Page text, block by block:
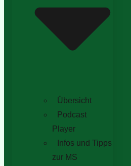
Übersicht
Podcast
Player
Infos und Tipps
zur MS